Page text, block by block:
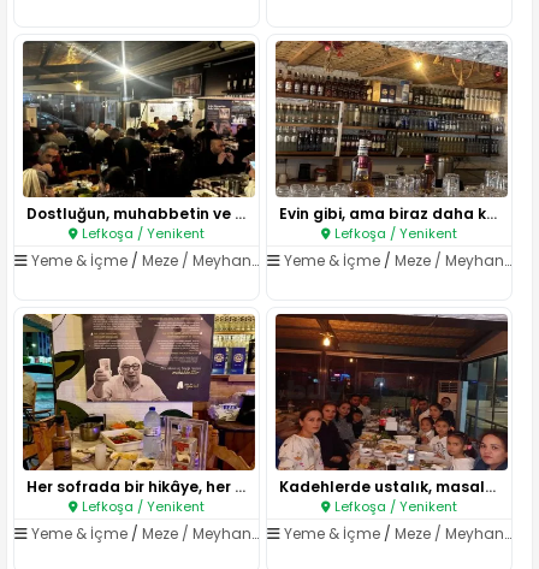
Dostluğun, muhabbetin ve mezen..
Lefkoşa / Yenikent
Yeme & İçme / Meze / Meyhane
Evin gibi, ama biraz daha keyi..
Lefkoşa / Yenikent
Yeme & İçme /Meze / Meyhane
Her sofrada bir hikâye, her no..
Lefkoşa / Yenikent
Yeme & İçme / Meze / Meyhane
Kadehlerde ustalık, masalarda ..
Lefkoşa / Yenikent
Yeme & İçme /Meze / Meyhane